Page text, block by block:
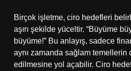
Birçok işletme, ciro hedefleri
aşırı şekilde yüceltir. “Büyüme
büyüme!” Bu anlayış, sadece
aynı zamanda sağlam temellerin
edilmesine yol açabilir. Ciro